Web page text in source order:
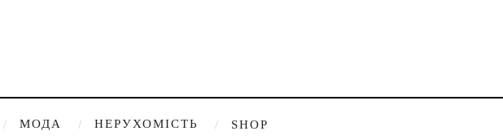
МОДА НЕРУХОМІСТЬ SHOP